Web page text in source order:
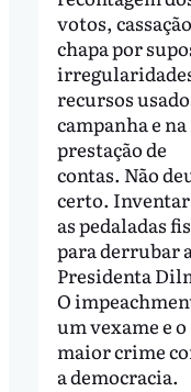
votos,
chapa por
recursos
campanha e na
prestação de
contas. Não
certo.
as pedaladas
para derrubar
Presidenta
O
um vexame e o
maior crime
a democracia.